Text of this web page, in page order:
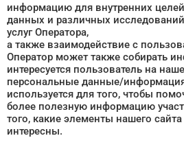
информацию для внутренних
данных и различных
услуг Оператора,
а также взаимодействие с
Оператор может также собирать
интересуется пользователь на
персональные данные/
используется для того, чтобы
более полезную информацию
того, какие элементы нашего
интересны.